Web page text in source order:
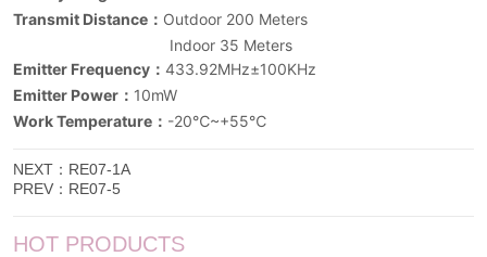
NEXT： RE07-1A
PREV： RE07-5
HOT PRODUCTS